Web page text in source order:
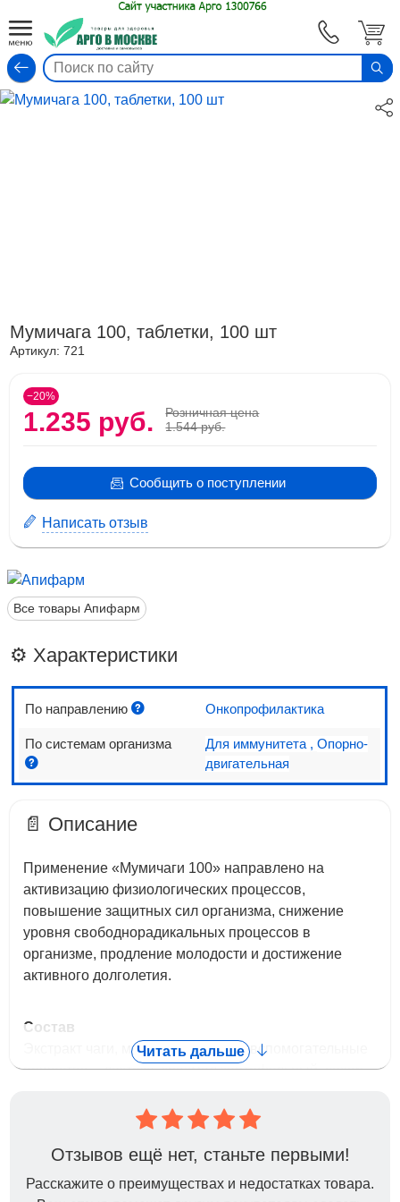
Мумичага 100, таблетки, 100 шт
Артикул:721
−20%
1.235 руб.
Розничная цена
1.544 руб.
Сообщить о поступлении
Написать отзыв
Все товары Апифарм
⚙️ Характеристики
По направлению Онкопрофилактика
По системам организма Для иммунитета ,Опорно-
двигательная
📄 Описание
Применение «Мумичаги 100» направлено на
активизацию физиологических процессов,
повышение защитных сил организма, снижение
уровня свободнорадикальных процессов в
организме, продление молодости и достижение
активного долголетия.
Состав
Экстракт чаги, мумие очищенное; вспомогательные
вещества – лактоза, крахмал картофельный, сахар.
Антиоксидантное, иммуноактивное,
адаптогенное, биостимулирующее.
Показания к применению
Читать дальше
Отзывов ещё нет, станьте первыми!
Расскажите о преимуществах и недостатках товара.